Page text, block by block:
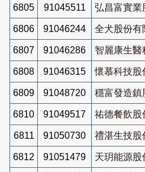
6805 91045511 弘昌富實業
6806 91046244 全犬股份有
6807 91046286 智麗康生醫
6808 91046315 懷慕科技股
6809 91048720 穩富發造鎮
6810 91049517 祐德餐飲股
6811 91050730 禮湛生技股
6812 91051479 天玥能源股